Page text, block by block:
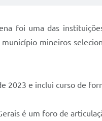
foi uma das
mineiros
2023 e inclui curso de
é um foro de